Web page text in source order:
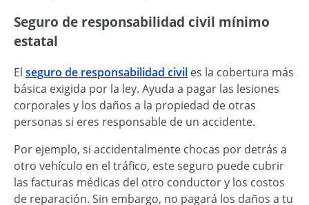
Seguro de responsabilidad civil mínimo
estatal
El seguro de responsabilidad civil es la cobertura más
básica exigida por la ley. Ayuda a pagar las lesiones
corporales y los daños a la propiedad de otras
personas si eres responsable de un accidente.
Por ejemplo, si accidentalmente chocas por detrás a
otro vehículo en el tráfico, este seguro puede cubrir
las facturas médicas del otro conductor y los costos
de reparación. Sin embargo, no pagará los daños a tu